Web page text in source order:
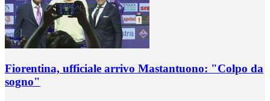
Fiorentina, ufficiale arrivo Mastantuono: "Colpo da
sogno"